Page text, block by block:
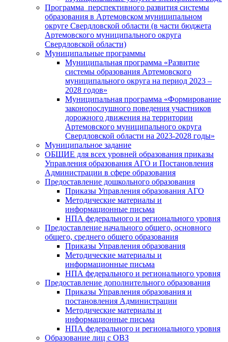
Программа перспективного развития системы
образования в Артемовском муниципальном
округе Свердловской области (в части бюджета
Артемовского муниципального округа
Свердловской области)
Муниципальные программы
Муниципальная программа «Развитие
системы образования Артемовского
муниципального округа на период 2023 –
2028 годов»
Муниципальная программа «Формирование
законопослушного поведения участников
дорожного движения на территории
Артемовского муниципального округа
Свердловской области на 2023-2028 годы»
Муниципальное задание
ОБЩИЕ для всех уровней образования приказы
Управления образования АГО и Постановления
Администрации в сфере образования
Предоставление дошкольного образования
Приказы Управления образования АГО
Методические материалы и
информационные письма
НПА федерального и регионального уровня
Предоставление начального общего, основного
общего, среднего общего образования
Приказы Управления образования
Методические материалы и
информационные письма
НПА федерального и регионального уровня
Предоставление дополнительного образования
Приказы Управления образования и
постановления Администрации
Методические материалы и
информационные письма
НПА федерального и регионального уровня
Образование лиц с ОВЗ